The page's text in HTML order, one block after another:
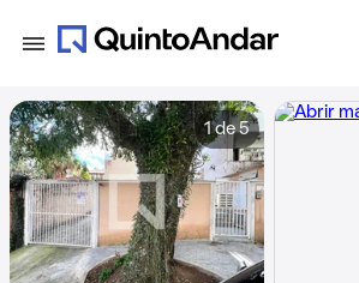
1 de 5